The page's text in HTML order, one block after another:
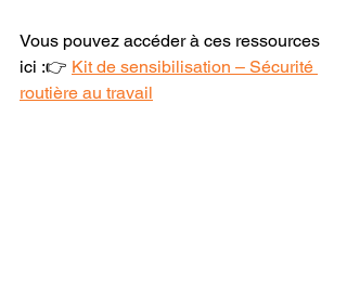
Vous pouvez accéder à ces ressources
ici :👉 Kit de sensibilisation – Sécurité
routière au travail